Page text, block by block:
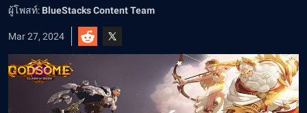
ผู้โพสท์: BlueStacks Content Team
Mar 27, 2024